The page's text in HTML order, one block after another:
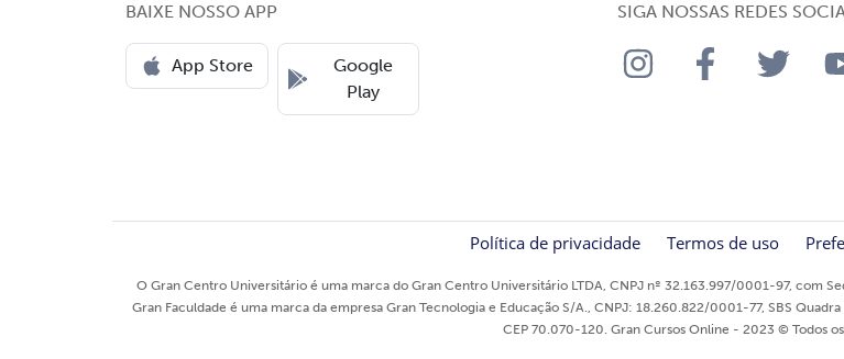
BAIXE NOSSO APP
App Store
Google
Play
SIGA NOSSAS REDES
Política de privacidade Termos de uso
O Gran Centro Universitário é uma marca do Gran Centro Universitário LTDA, CNPJ nº 32.163.997/0001-97, com
Gran Faculdade é uma marca da empresa Gran Tecnologia e Educação S/A., CNPJ: 18.260.822/0001-77, SBS
CEP 70.070-120. Gran Cursos Online - 2023 © Todos